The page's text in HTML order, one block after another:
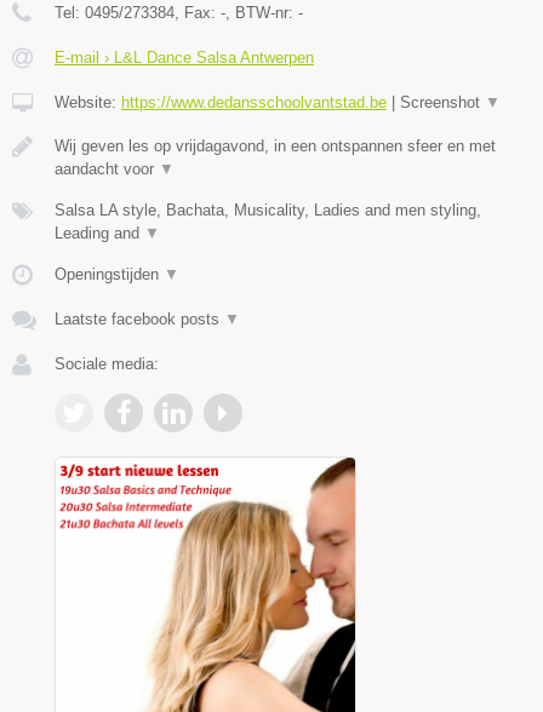
Tel: 0495/273384 , Fax: - , BTW-nr: -
E-mail › L&L Dance Salsa Antwerpen
Website: https://www.dedansschoolvantstad.be | Screenshot ▼
Wij geven les op vrijdagavond, in een ontspannen sfeer en met
aandacht voor ▼
Salsa LA style, Bachata, Musicality, Ladies and men styling,
Leading and ▼
Openingstijden ▼
Laatste facebook posts ▼
Sociale media: